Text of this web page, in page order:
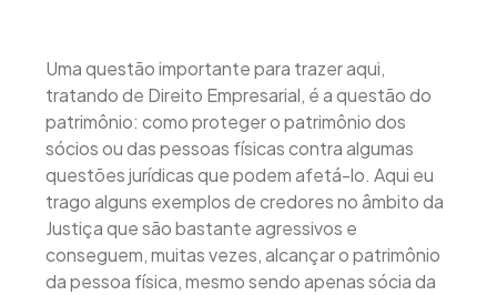
Uma questão importante para trazer aqui,
tratando de Direito Empresarial, é a questão do
patrimônio: como proteger o patrimônio dos
sócios ou das pessoas físicas contra algumas
questões jurídicas que podem afetá-lo. Aqui eu
trago alguns exemplos de credores no âmbito da
Justiça que são bastante agressivos e
conseguem, muitas vezes, alcançar o patrimônio
da pessoa física, mesmo sendo apenas sócia da